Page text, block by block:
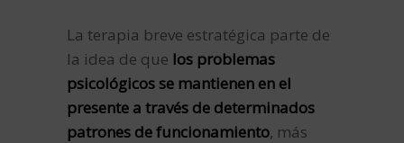
La terapia breve estratégica parte de
la idea de que los problemas
psicológicos se mantienen en el
presente a través de determinados
patrones de funcionamiento, más